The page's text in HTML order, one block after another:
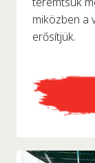
miközben a
erősítjük.